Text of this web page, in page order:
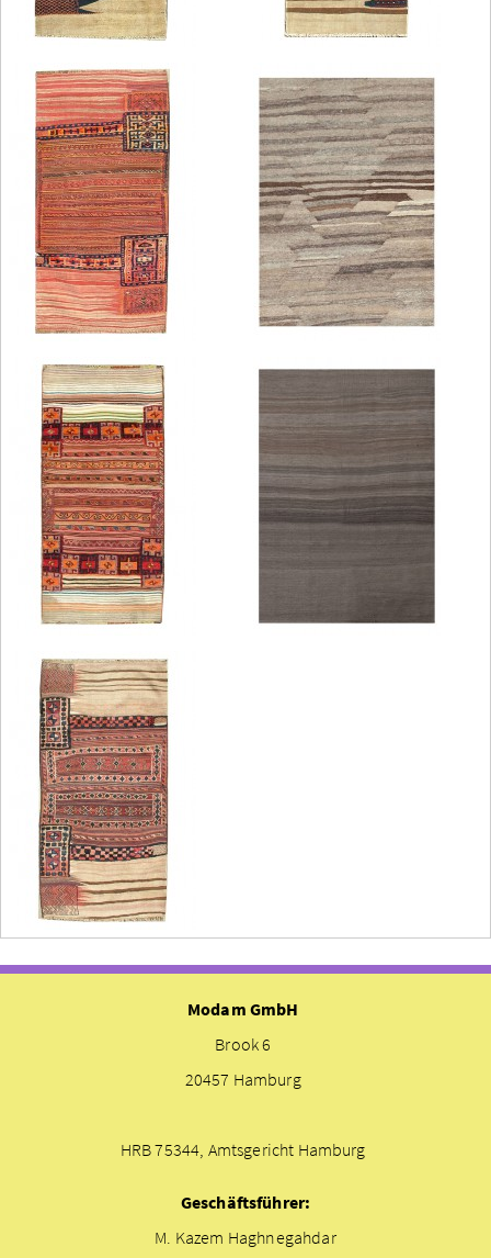
Modam GmbH
Brook 6
20457 Hamburg
HRB 75344, Amtsgericht Hamburg
Geschäftsführer:
M. Kazem Haghnegahdar